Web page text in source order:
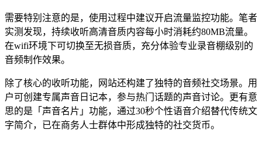
需要特别注意的是，使用过程中建议开启流量监控功能。笔者
实测发现，持续收听高清音质内容每小时消耗约80MB流量。
在wifi环境下可切换至无损音质，充分体验专业录音棚级别的
音频制作效果。
除了核心的收听功能，网站还构建了独特的音频社交场景。用
户可创建专属声音日记本，参与热门话题的声音讨论。更有意
思的是「声音名片」功能，通过30秒个性语音介绍替代传统文
字简介，已在商务人士群体中形成独特的社交货币。